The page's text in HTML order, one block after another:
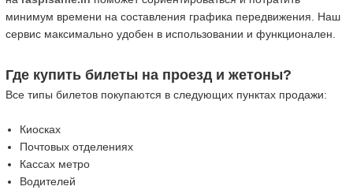
минимум времени на составления графика передвижения. Наш
сервис максимально удобен в использовании и функционален.
Где купить билеты на проезд и жетоны?
Все типы билетов покупаются в следующих пунктах продажи:
Киосках
Почтовых отделениях
Кассах метро
Водителей